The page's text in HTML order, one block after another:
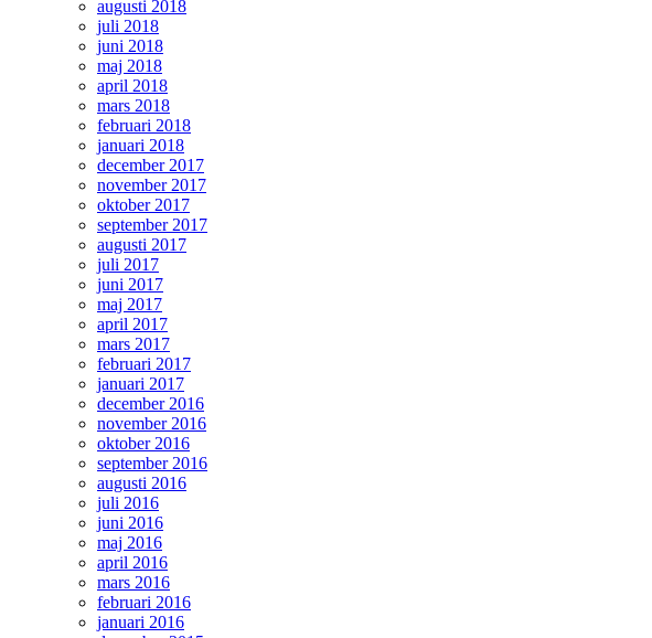
augusti 2018
juli 2018
juni 2018
maj 2018
april 2018
mars 2018
februari 2018
januari 2018
december 2017
november 2017
oktober 2017
september 2017
augusti 2017
juli 2017
juni 2017
maj 2017
april 2017
mars 2017
februari 2017
januari 2017
december 2016
november 2016
oktober 2016
september 2016
augusti 2016
juli 2016
juni 2016
maj 2016
april 2016
mars 2016
februari 2016
januari 2016